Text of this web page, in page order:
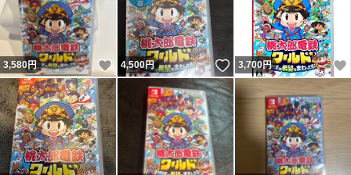
3,580円 いいね！
4,500円 いいね！
3,700円